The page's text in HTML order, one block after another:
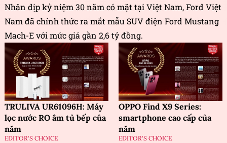
Nhân dịp kỷ niệm 30 năm có mặt tại Việt Nam, Ford Việt
Nam đã chính thức ra mắt mẫu SUV điện Ford Mustang
Mach-E với mức giá gần 2,6 tỷ đồng.
TRULIVA UR61096H: Máy
lọc nước RO âm tủ bếp của
năm
EDITOR'S CHOICE
OPPO Find X9 Series:
smartphone cao cấp của
năm
EDITOR'S CHOICE